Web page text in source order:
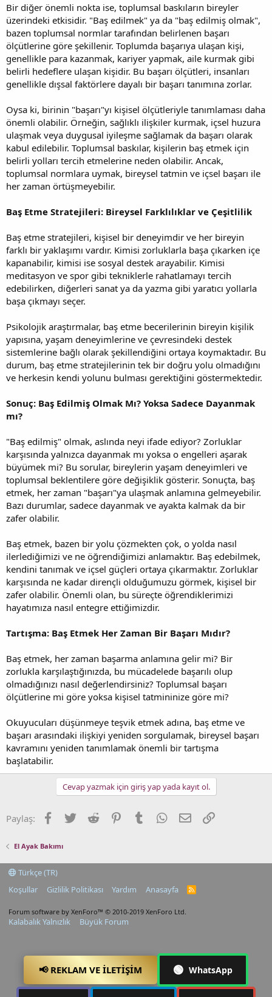
Bir diğer önemli nokta ise, toplumsal baskıların bireyler
üzerindeki etkisidir. "Baş edilmek" ya da "baş edilmiş olmak",
bazen toplumsal normlar tarafından belirlenen başarı
ölçütlerine göre şekillenir. Toplumda başarıya ulaşan kişi,
genellikle para kazanmak, kariyer yapmak, aile kurmak gibi
belirli hedeflere ulaşan kişidir. Bu başarı ölçütleri, insanları
genellikle dışsal faktörlere dayalı bir başarı tanımına zorlar.
Oysa ki, birinin "başarı"yı kişisel ölçütleriyle tanımlaması daha
önemli olabilir. Örneğin, sağlıklı ilişkiler kurmak, içsel huzura
ulaşmak veya duygusal iyileşme sağlamak da başarı olarak
kabul edilebilir. Toplumsal baskılar, kişilerin baş etmek için
belirli yolları tercih etmelerine neden olabilir. Ancak,
toplumsal normlara uymak, bireysel tatmin ve içsel başarı ile
her zaman örtüşmeyebilir.
Baş Etme Stratejileri: Bireysel Farklılıklar ve Çeşitlilik
Baş etme stratejileri, kişisel bir deneyimdir ve her bireyin
farklı bir yaklaşımı vardır. Kimisi zorluklarla başa çıkarken içe
kapanabilir, kimisi ise sosyal destek arayabilir. Kimisi
meditasyon ve spor gibi tekniklerle rahatlamayı tercih
edebilirken, diğerleri sanat ya da yazma gibi yaratıcı yollarla
başa çıkmayı seçer.
Psikolojik araştırmalar, baş etme becerilerinin bireyin kişilik
yapısına, yaşam deneyimlerine ve çevresindeki destek
sistemlerine bağlı olarak şekillendiğini ortaya koymaktadır. Bu
durum, baş etme stratejilerinin tek bir doğru yolu olmadığını
ve herkesin kendi yolunu bulması gerektiğini göstermektedir.
Sonuç: Baş Edilmiş Olmak Mı? Yoksa Sadece Dayanmak
mı?
"Baş edilmiş" olmak, aslında neyi ifade ediyor? Zorluklar
karşısında yalnızca dayanmak mı yoksa o engelleri aşarak
büyümek mi? Bu sorular, bireylerin yaşam deneyimleri ve
toplumsal beklentilere göre değişiklik gösterir. Sonuçta, baş
etmek, her zaman "başarı"ya ulaşmak anlamına gelmeyebilir.
Bazı durumlar, sadece dayanmak ve ayakta kalmak da bir
zafer olabilir.
Baş etmek, bazen bir yolu çözmekten çok, o yolda nasıl
ilerlediğimizi ve ne öğrendiğimizi anlamaktır. Baş edebilmek,
kendini tanımak ve içsel güçleri ortaya çıkarmaktır. Zorluklar
karşısında ne kadar dirençli olduğumuzu görmek, kişisel bir
zafer olabilir. Önemli olan, bu süreçte öğrendiklerimizi
hayatımıza nasıl entegre ettiğimizdir.
Tartışma: Baş Etmek Her Zaman Bir Başarı Mıdır?
Baş etmek, her zaman başarma anlamına gelir mi? Bir
zorlukla karşılaştığınızda, bu mücadelede başarılı olup
olmadığınızı nasıl değerlendirsiniz? Toplumsal başarı
ölçütlerine mi göre yoksa kişisel tatmininize göre mi?
Okuyucuları düşünmeye teşvik etmek adına, baş etme ve
başarı arasındaki ilişkiyi yeniden sorgulamak, bireysel başarı
kavramını yeniden tanımlamak önemli bir tartışma
başlatabilir.
Cevap yazmak için giriş yap yada kayıt ol.
Paylaş: Facebook
TwitterReddit PinterestTumblrWhatsApp
E-postaLink
El Ayak Bakımı
Türkçe (TR)
Koşullar
Gizlilik Politikası Yardım Anasayfa
R
Forum software by XenForo™ © 2010-2019 XenForo Ltd.
Kalabalık Yalnızlık Büyük Forum
📢 REKLAM VE İLETIŞIM 🟢 WhatsApp